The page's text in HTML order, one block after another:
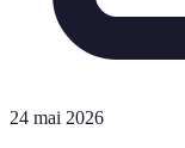
24 mai 2026